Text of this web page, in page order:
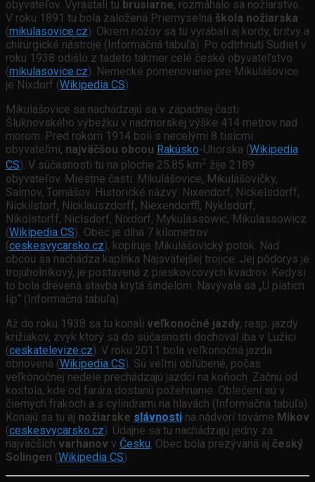
obyvateľov. Vyrastali tu brusiarne, rozmáhalo sa nožiarstvo.
V roku 1891 tu bola založená Priemyselná škola nožiarska
(mikulasovice.cz). Okrem nožov sa tu vyrábali aj kordy, britvy a
chirurgické nástroje (Informačná tabuľa). Po odtrhnutí Sudiet v
roku 1938 odišlo z tadeto takmer celé české obyvateľstvo
(mikulasovice.cz). Nemecké pomenovanie pre Mikulášovice
je Nixdorf (Wikipedia CS).
Mikulášovice sa nachádzajú sa v západnej časti
Šluknovského výbežku v nadmorskej výške 414 metrov nad
morom. Pred rokom 1914 boli s necelými 8 tisícmi
obyvateľmi, najväčšou obcou Rakúsko-Uhorska (Wikipedia
CS). V súčasnosti tu na ploche 25.85 km2 žije 2189
obyvateľov. Miestne časti: Mikulášovice, Mikulášovičky,
Salmov, Tomášov. Historické názvy: Nixendorf, Nickelsdorff,
Nickilstorf, Nicklauszdorff, Niexendorffl, Nyklsdorf,
Nikolstorff, Niclsdorf, Nixdorf, Mykulassowic, Mikulassowicz
(Wikipedia CS) Obec je dlhá 7 kilometrov
(ceskesvycarsko.cz), kopíruje Mikulášovický potok. Nad
obcou sa nachádza kaplnka Najsvätejšej trojice. Jej pôdorys je
trojúholníkový, je postavená z pieskovcových kvádrov. Kedysi
to bola drevená stavba krytá šindelom. Navývala sa „U piatich
líp“ (Informačná tabuľa).
Až do roku 1938 sa tu konali veľkonočné jazdy, resp. jazdy
križiakov, zvyk ktorý sa do súčasnosti dochoval iba v Lužici
(ceskatelevize.cz). V roku 2011 bola veľkonočná jazda
obnovená (Wikipedia CS). Sú veľmi obľúbené, počas
veľkonočnej nedele prechádzajú jazdci na koňoch. Začnú od
kostola, kde od farára dostanú požehnanie. Oblečení sú v
čiernych frakoch a s cylindrami na hlavách (Informačná tabuľa).
Konajú sa tu aj nožiarske slávnosti na nádvorí továrne Mikov
(ceskesvycarsko.cz). Údajne sa tu nachádzajú jedny za
najväčších varhanov v Česku . Obec bola prezývaná aj český
Solingen (Wikipedia CS).